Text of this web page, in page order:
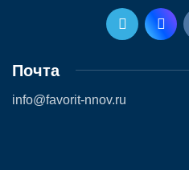
Почта
info@favorit-nnov.ru